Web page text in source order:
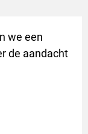
we een
de aandacht